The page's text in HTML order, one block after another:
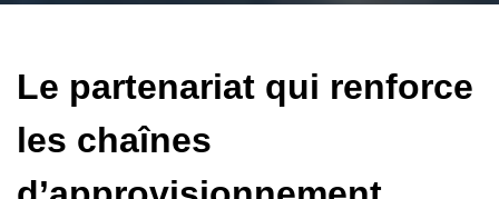
Le partenariat qui renforce
les chaînes